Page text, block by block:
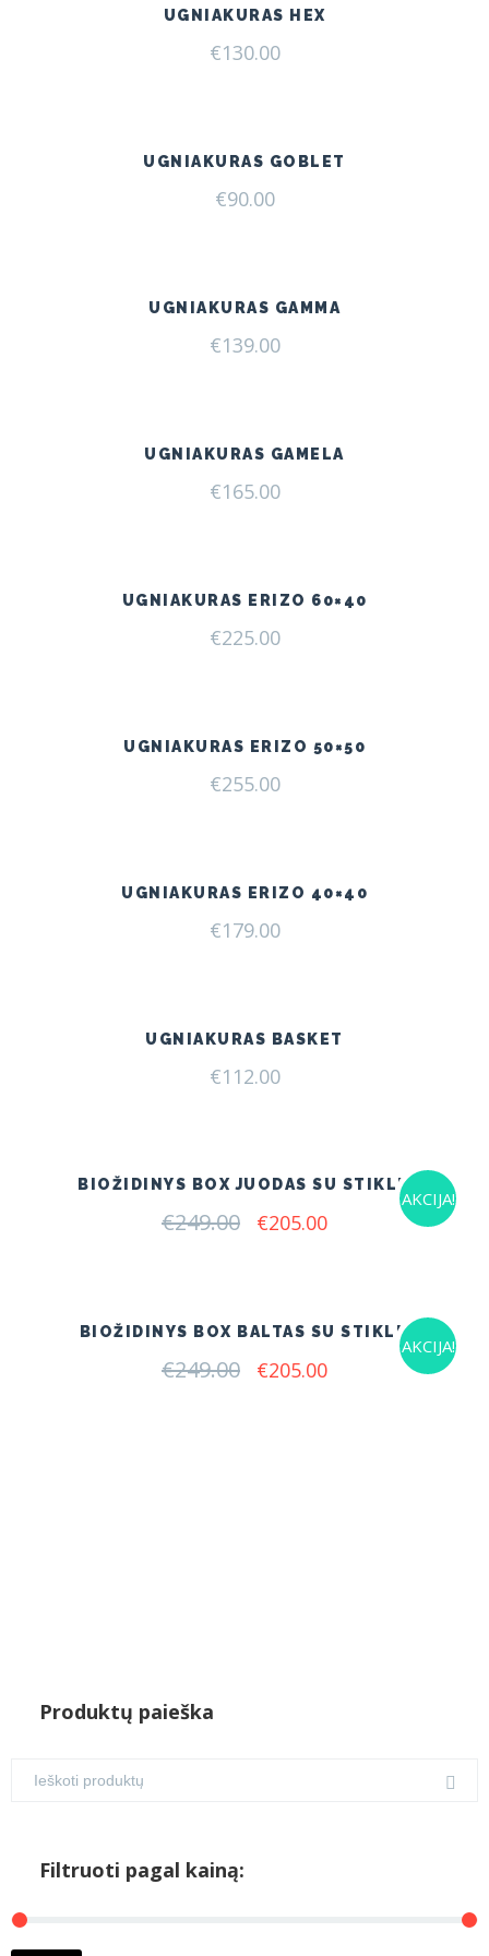
UGNIAKURAS HEX
€130.00
UGNIAKURAS GOBLET
€90.00
UGNIAKURAS GAMMA
€139.00
UGNIAKURAS GAMELA
€165.00
UGNIAKURAS ERIZO 60×40
€225.00
UGNIAKURAS ERIZO 50×50
€255.00
UGNIAKURAS ERIZO 40×40
€179.00
UGNIAKURAS BASKET
€112.00
AKCIJA!
BIOŽIDINYS BOX JUODAS SU STIKLU
€249.00 Original
€205.00Current
AKCIJA!
BIOŽIDINYS BOX BALTAS SU STIKLU
€249.00 Original
€205.00Current
Produktų paieška
Filtruoti pagal kainą: